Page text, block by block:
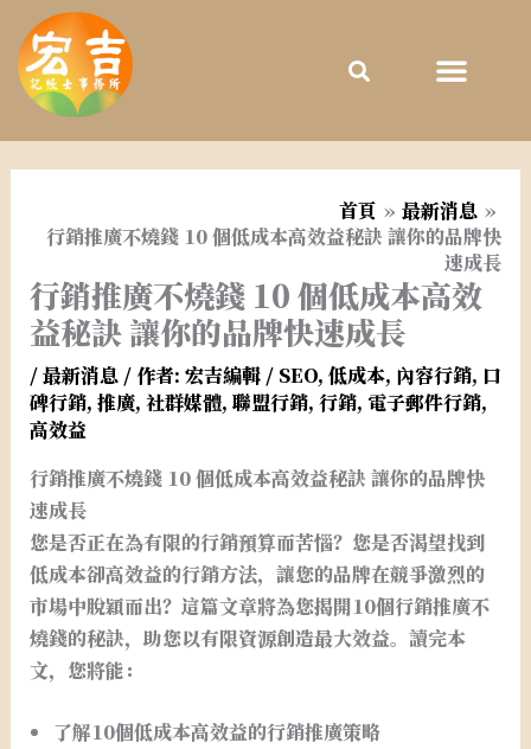
內
容
首頁
最新消息
行銷推廣不燒錢 10 個低成本高效益秘訣 讓你的品牌快
速成長
行銷推廣不燒錢 10 個低成本高效
益秘訣 讓你的品牌快速成長
/最新消息/ 作者: 宏吉編輯 / SEO, 低成本, 內容行銷, 口
碑行銷, 推廣, 社群媒體, 聯盟行銷, 行銷, 電子郵件行銷,
高效益
行銷推廣不燒錢 10 個低成本高效益秘訣 讓你的品牌快
速成長
您是否正在為有限的行銷預算而苦惱？您是否渴望找到
低成本卻高效益的行銷方法，讓您的品牌在競爭激烈的
市場中脫穎而出？這篇文章將為您揭開10個行銷推廣不
燒錢的秘訣，助您以有限資源創造最大效益。讀完本
文，您將能：
了解10個低成本高效益的行銷推廣策略